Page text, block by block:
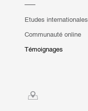
Etudes internationales
Communauté online
Témoignages